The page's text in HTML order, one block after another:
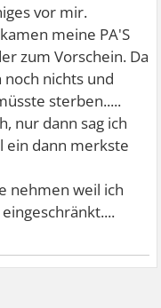
vor mir.
meine PA'S
zum Vorschein. Da
nichts und
sterben.....
nur dann sag ich
ein dann merkste
nehmen weil ich